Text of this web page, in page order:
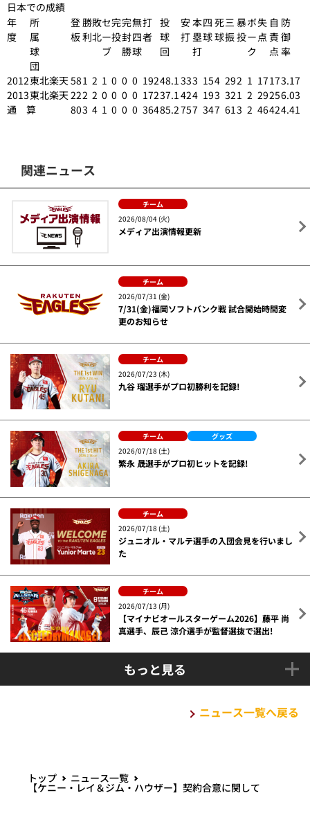
日本での成績
年
度
所
属
球
団
登
板
勝
利
敗
北
セ
ー
ブ
完
投
完
封
勝
無
四
球
打
者
投
球
回
安
打
本
塁
打
四
球
死
球
三
振
暴
投
ボ
ー
ク
失
点
自
責
点
防
御
率
2012東北楽天581 2 1 0 0 0 19248.1 333 154 292 1 17173.17
2013東北楽天222 2 0 0 0 0 17237.1 424 193 321 2 29256.03
通 算
803 4 1 0 0 0 36485.2757 347 61 3 2 46424.41
関連ニュース
チーム
2026/08/04 (火)
メディア出演情報更新
チーム
2026/07/31 (金)
7/31(金)福岡ソフトバンク戦 試合開始時間変
更のお知らせ
チーム
2026/07/23 (木)
九谷 瑠選手がプロ初勝利を記録!
チーム
グッズ
2026/07/18 (土)
繁永 晟選手がプロ初ヒットを記録!
チーム
2026/07/18 (土)
ジュニオル・マルテ選手の入団会見を行いまし
た
チーム
2026/07/13 (月)
【マイナビオールスターゲーム2026】藤平 尚
真選手、辰己 涼介選手が監督選抜で選出!
もっと見る
ニュース一覧へ戻る
トップ ニュース一覧
【ケニー・レイ＆ジム・ハウザー】契約合意に関して